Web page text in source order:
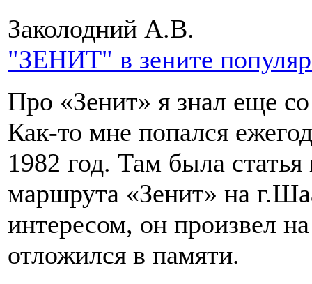
Заколодний А.В.
"ЗЕНИТ" в зените
Про «Зенит» я знал еще
Как-то мне попался
1982 год. Там была
маршрута «Зенит» на
интересом, он произвел
отложился в памяти.